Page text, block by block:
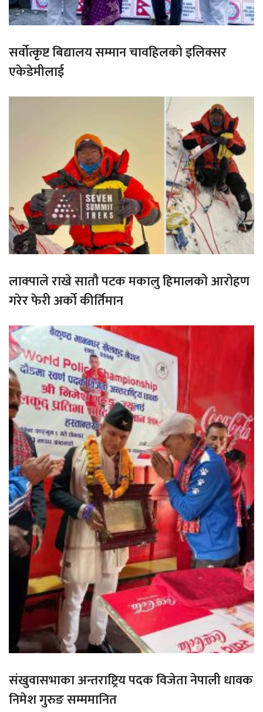
सर्वोत्कृष्ट बिद्यालय सम्मान चावहिलको इलिक्सर
एकेडेमीलाई
लाक्पाले राखे सातौ पटक मकालु हिमालको आरोहण
गरेर फेरी अर्को कीर्तिमान
संखुवासभाका अन्तराष्ट्रिय पदक विजेता नेपाली धावक
निमेश गुरुङ सम्ममानित